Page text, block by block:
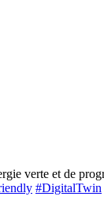
verte et de
#DigitalTwin